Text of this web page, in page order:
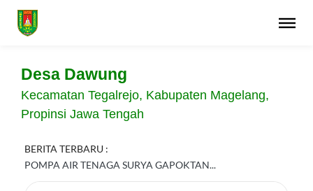
Desa Dawung
Kecamatan Tegalrejo, Kabupaten Magelang,
Propinsi Jawa Tengah
BERITA TERBARU :
POMPA AIR TENAGA SURYA GAPOKTAN...